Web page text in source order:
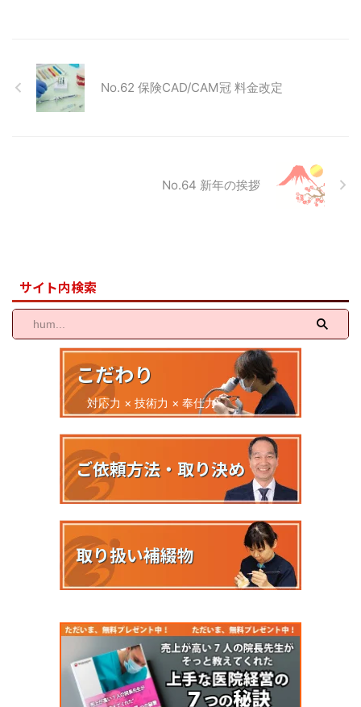
の先生方、日本国内の一流演者の
先生方々を含めた延べ総勢５００
名を超える演者による大変貴重な
存各種サンプルというよりは、各
No.62 保険CAD/CAM冠 料金改定
No.64 新年の挨拶
サイト内検索
こだわり
対応力 × 技術力 × 奉仕力
ご依頼方法・取り決め
取り扱い補綴物